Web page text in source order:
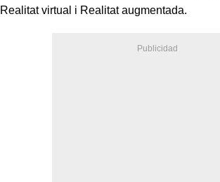
Realitat virtual i Realitat augmentada.